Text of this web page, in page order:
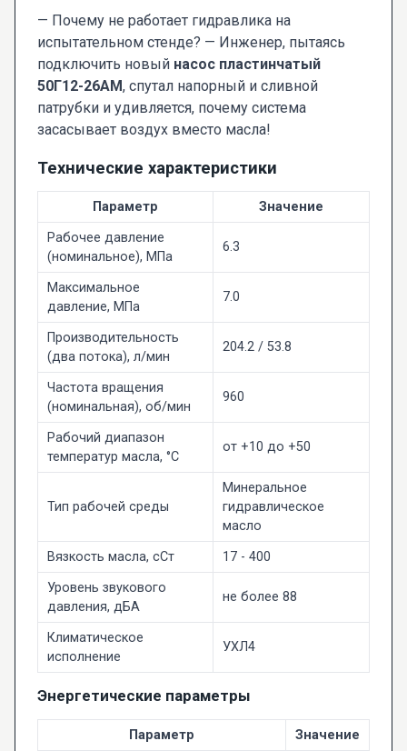
— Почему не работает гидравлика на
испытательном стенде? — Инженер, пытаясь
подключить новый насос пластинчатый
50Г12-26АМ, спутал напорный и сливной
патрубки и удивляется, почему система
засасывает воздух вместо масла!
Технические характеристики
Параметр
Значение
Рабочее давление
(номинальное), МПа
6.3
Максимальное
давление, МПа
7.0
Производительность
(два потока), л/мин
204.2 / 53.8
Частота вращения
(номинальная), об/мин
960
Рабочий диапазон
температур масла, °C
от +10 до +50
Тип рабочей среды
Минеральное
гидравлическое
масло
Вязкость масла, сСт
17 - 400
Уровень звукового
давления, дБА
не более 88
Климатическое
исполнение
УХЛ4
Энергетические параметры
Параметр
Значение